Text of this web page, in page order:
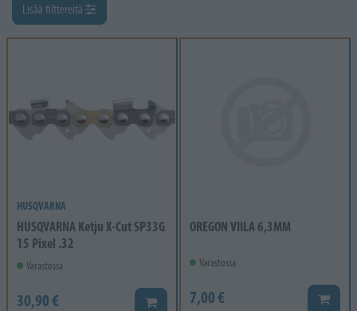
Lisää filttereitä
HUSQVARNA
HUSQVARNA Ketju X-Cut SP33G
15 Pixel .32
Varastossa
30,90 € Lisää koriin
OREGON VIILA 6,3MM
Varastossa
7,00 € Lisää